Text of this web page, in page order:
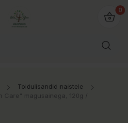
0
Toidulisandid naistele
Care" magusainega, 120g /